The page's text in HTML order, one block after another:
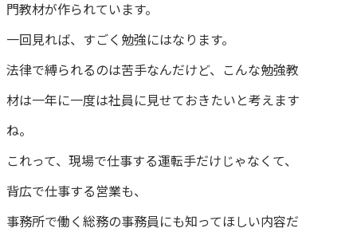
門教材が作られています。
一回見れば、すごく勉強にはなります。
法律で縛られるのは苦手なんだけど、こんな勉強教
材は一年に一度は社員に見せておきたいと考えます
ね。
これって、現場で仕事する運転手だけじゃなくて、
背広で仕事する営業も、
事務所で働く総務の事務員にも知ってほしい内容だ